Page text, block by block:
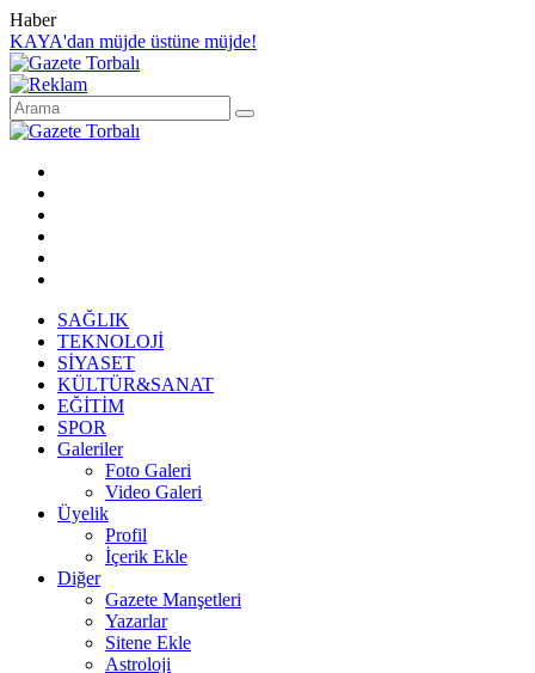
Haber
KAYA'dan müjde üstüne müjde!
SAĞLIK
TEKNOLOJİ
SİYASET
KÜLTÜR&SANAT
EĞİTİM
SPOR
Galeriler
Foto Galeri
Video Galeri
Üyelik
Profil
İçerik Ekle
Diğer
Gazete Manşetleri
Yazarlar
Sitene Ekle
Astroloji